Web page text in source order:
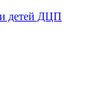
детей ДЦП